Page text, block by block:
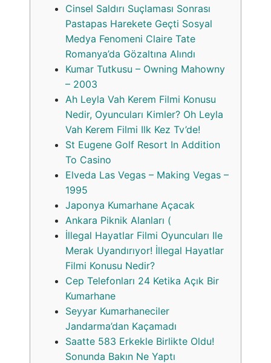
Cinsel Saldırı Suçlaması Sonrası
Pastapas Harekete Geçti Sosyal
Medya Fenomeni Claire Tate
Romanya’da Gözaltına Alındı
Kumar Tutkusu – Owning Mahowny
– 2003
Ah Leyla Vah Kerem Filmi Konusu
Nedir, Oyuncuları Kimler? Oh Leyla
Vah Kerem Filmi Ilk Kez Tv’de!
St Eugene Golf Resort In Addition
To Casino
Elveda Las Vegas – Making Vegas –
1995
Japonya Kumarhane Açacak
Ankara Piknik Alanları (
İllegal Hayatlar Filmi Oyuncuları Ile
Merak Uyandırıyor! İllegal Hayatlar
Filmi Konusu Nedir?
Cep Telefonları 24 Ketika Açık Bir
Kumarhane
Seyyar Kumarhaneciler
Jandarma’dan Kaçamadı
Saatte 583 Erkekle Birlikte Oldu!
Sonunda Bakın Ne Yaptı